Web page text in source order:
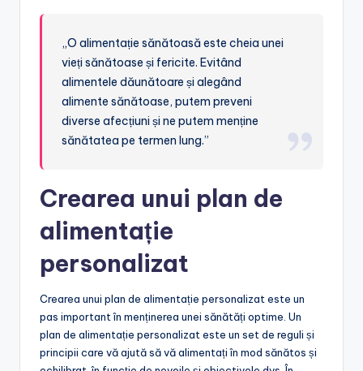
„O alimentație sănătoasă este cheia unei
vieți sănătoase și fericite. Evitând
alimentele dăunătoare și alegând
alimente sănătoase, putem preveni
diverse afecțiuni și ne putem menține
sănătatea pe termen lung.”
Crearea unui plan de
alimentație
personalizat
Crearea unui plan de alimentație personalizat este un
pas important în menținerea unei sănătăți optime. Un
plan de alimentație personalizat este un set de reguli și
principii care vă ajută să vă alimentați în mod sănătos și